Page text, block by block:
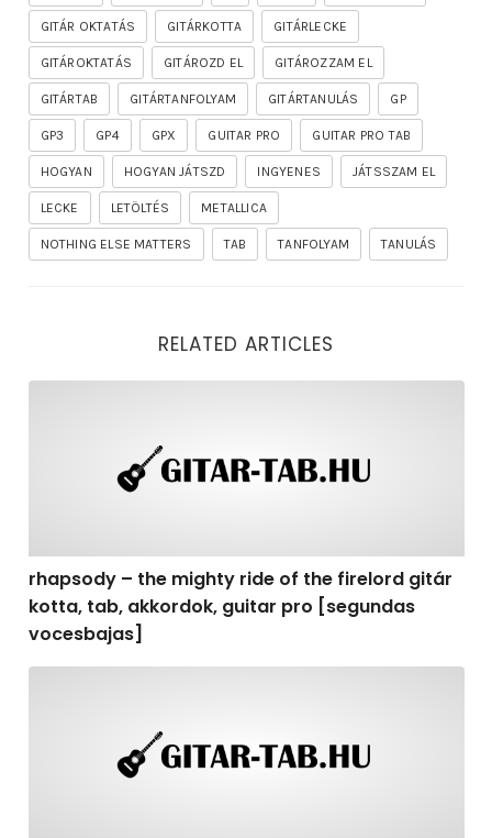
GITÁR OKTATÁS GITÁRKOTTA GITÁRLECKE
GITÁROKTATÁS GITÁROZD EL GITÁROZZAM EL
GITÁRTAB GITÁRTANFOLYAM GITÁRTANULÁS GP
GP3 GP4 GPX GUITAR PRO GUITAR PRO TAB
HOGYAN HOGYAN JÁTSZD INGYENES JÁTSSZAM EL
LECKE LETÖLTÉS METALLICA
NOTHING ELSE MATTERS TAB TANFOLYAM TANULÁS
RELATED ARTICLES
rhapsody – the mighty ride of the firelord gitár
kotta, tab, akkordok, guitar pro [segundas
vocesbajas]